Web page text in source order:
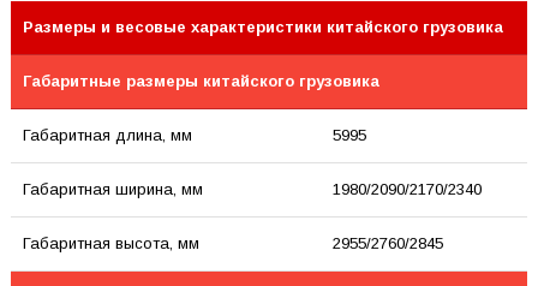
Размеры и весовые характеристики китайского грузовика
Габаритные размеры китайского грузовика
Габаритная длина, мм 5995
Габаритная ширина, мм 1980/2090/2170/2340
Габаритная высота, мм 2955/2760/2845